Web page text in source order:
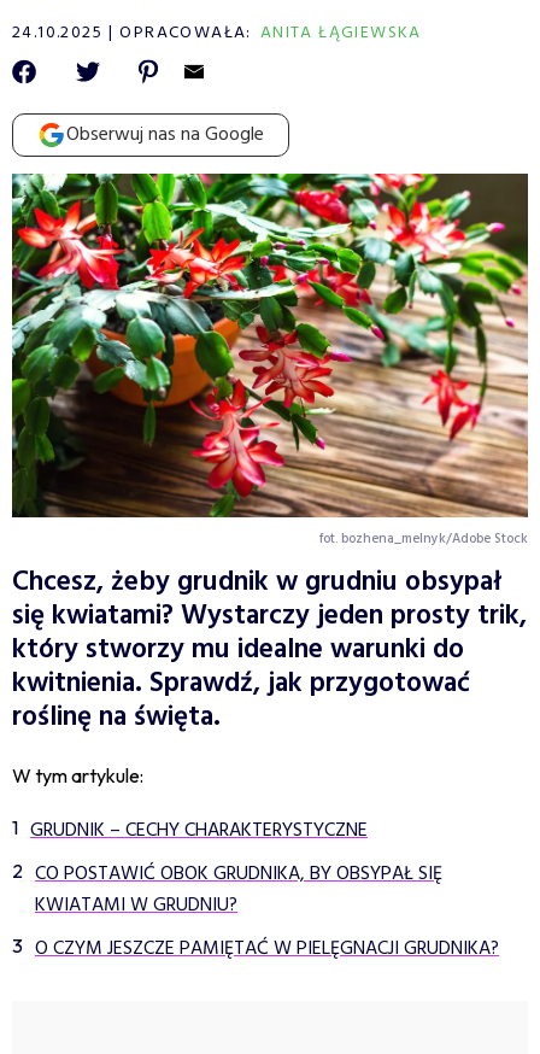
24.10.2025 OPRACOWAŁA: ANITA ŁĄGIEWSKA
Obserwuj nas na Google
fot. bozhena_melnyk/Adobe Stock
Chcesz, żeby grudnik w grudniu obsypał
się kwiatami? Wystarczy jeden prosty trik,
który stworzy mu idealne warunki do
kwitnienia. Sprawdź, jak przygotować
roślinę na święta.
W tym artykule:
GRUDNIK – CECHY CHARAKTERYSTYCZNE
CO POSTAWIĆ OBOK GRUDNIKA, BY OBSYPAŁ SIĘ
KWIATAMI W GRUDNIU?
O CZYM JESZCZE PAMIĘTAĆ W PIELĘGNACJI GRUDNIKA?